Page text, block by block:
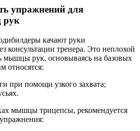
упражнений для
рук
качают руки
консультации тренера. Это неплохой
мышцы рук, основываясь на базовых
относятся:
при помощи узкого захвата;
мышцы трицепсы, рекомендуется